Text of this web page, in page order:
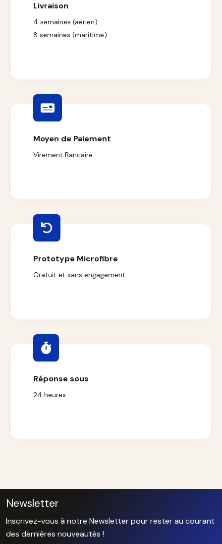
Livraison
4 semaines (aérien)
8 semaines (maritime)
Moyen de Paiement
Virement Bancaire
Prototype Microfibre
Gratuit et sans engagement
Réponse sous
24 heures
Newsletter
Inscrivez-vous à notre Newsletter pour rester au courant
des dernières nouveautés !